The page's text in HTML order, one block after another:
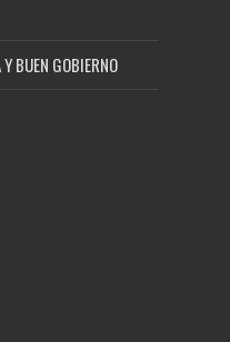
BUEN GOBIERNO